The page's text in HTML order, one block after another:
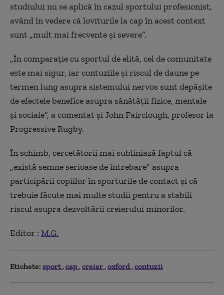
studiului nu se aplică în cazul sportului profesionist,
având în vedere că loviturile la cap în acest context
sunt „mult mai frecvente și severe”.
„În comparație cu sportul de elită, cel de comunitate
este mai sigur, iar contuziile și riscul de daune pe
termen lung asupra sistemului nervos sunt depășite
de efectele benefice asupra sănătății fizice, mentale
și sociale”, a comentat și John Fairclough, profesor la
Progressive Rugby.
În schimb, cercetătorii mai subliniază faptul că
„există semne serioase de întrebare” asupra
participării copiilor în sporturile de contact și că
trebuie făcute mai multe studii pentru a stabili
riscul asupra dezvoltării creierului minorilor.
Editor : M.G.
Etichete: sport cap creier oxford contuzii